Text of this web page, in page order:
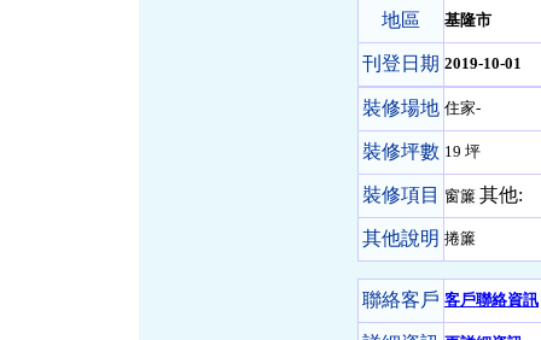
地區 基隆市
刊登日期 2019-10-01
裝修場地 住家-
裝修坪數 19 坪
裝修項目 窗簾 其他:
其他說明 捲簾
聯絡客戶 客戶聯絡資訊